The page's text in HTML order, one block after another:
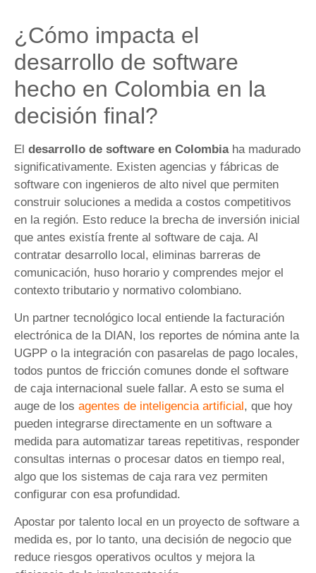
¿Cómo impacta el
desarrollo de software
hecho en Colombia en la
decisión final?
El desarrollo de software en Colombiaha madurado
significativamente. Existen agencias y fábricas de
software con ingenieros de alto nivel que permiten
construir soluciones a medida a costos competitivos
en la región. Esto reduce la brecha de inversión inicial
que antes existía frente al software de caja. Al
contratar desarrollo local, eliminas barreras de
comunicación, huso horario y comprendes mejor el
contexto tributario y normativo colombiano.
Un partner tecnológico local entiende la facturación
electrónica de la DIAN, los reportes de nómina ante la
UGPP o la integración con pasarelas de pago locales,
todos puntos de fricción comunes donde el software
de caja internacional suele fallar. A esto se suma el
auge de los agentes de inteligencia artificial, que hoy
pueden integrarse directamente en un software a
medida para automatizar tareas repetitivas, responder
consultas internas o procesar datos en tiempo real,
algo que los sistemas de caja rara vez permiten
configurar con esa profundidad.
Apostar por talento local en un proyecto de software a
medida es, por lo tanto, una decisión de negocio que
reduce riesgos operativos ocultos y mejora la